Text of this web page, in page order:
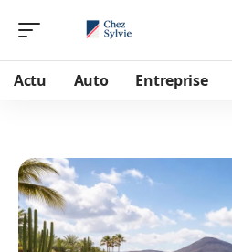
Actu Auto Entreprise